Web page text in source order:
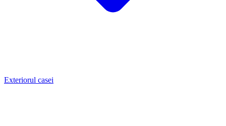
Exteriorul casei